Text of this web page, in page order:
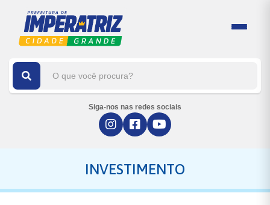
Siga-nos nas redes sociais
INVESTIMENTO